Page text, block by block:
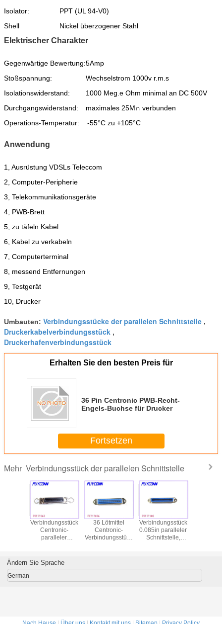
Isolator:
PPT (UL 94-V0)
Shell
Nickel überzogener Stahl
Elektrischer Charakter
Gegenwärtige Bewertung:5Amp
Stoßspannung:
Wechselstrom 1000v r.m.s
Isolationswiderstand:
1000 Meg.e Ohm minimal an DC 500V
Durchgangswiderstand:
maximales 25M∩ verbunden
Operations-Temperatur:
-55°C zu +105°C
Anwendung
1, Ausrüstung VDSLs Teleccom
2, Computer-Peripherie
3, Telekommunikationsgeräte
4, PWB-Brett
5, zu täfeln Kabel
6, Kabel zu verkabeln
7, Computerterminal
8, messend Entfernungen
9, Testgerät
10, Drucker
Umbauten: Verbindungsstücke der parallelen Schnittstelle ,
Druckerkabelverbindungsstück ,
Druckerhafenverbindungsstück
Erhalten Sie den besten Preis für
36 Pin Centronic PWB-Recht-
Engels-Buchse für Drucker
Fortsetzen
Mehr Verbindungsstück der parallelen Schnittstelle
Verbindungsstück
Centronic-
paralleler
36 Lötmittel
Centronic-
Verbindungsstück
Verbindungsstücke
Schnittstelle
Verbindungsstück
0.085in paralleler
Schnittstelle,
Pin Centronic
für
Ändern Sie Sprache
German